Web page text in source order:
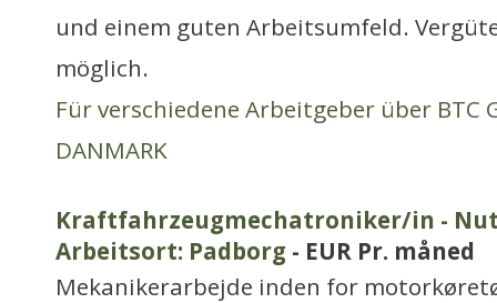
und einem guten Arbeitsumfeld.
möglich.
Für verschiedene Arbeitgeber über BTC
DANMARK
Kraftfahrzeugmechatroniker/in -
Arbeitsort: Padborg - EUR Pr. måned
Mekanikerarbejde inden for